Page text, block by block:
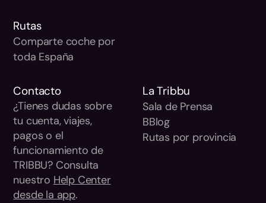
La Tribbu
Sala de Prensa
BBlog
Rutas por provincia
Contacto
¿Tienes dudas sobre
tu cuenta, viajes,
pagos o el
funcionamiento de
TRIBBU? Consulta
nuestro Help Center
desde la app.
Rutas
Comparte coche por
toda España